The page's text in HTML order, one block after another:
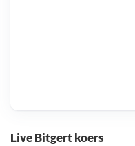
Live Bitgert koers